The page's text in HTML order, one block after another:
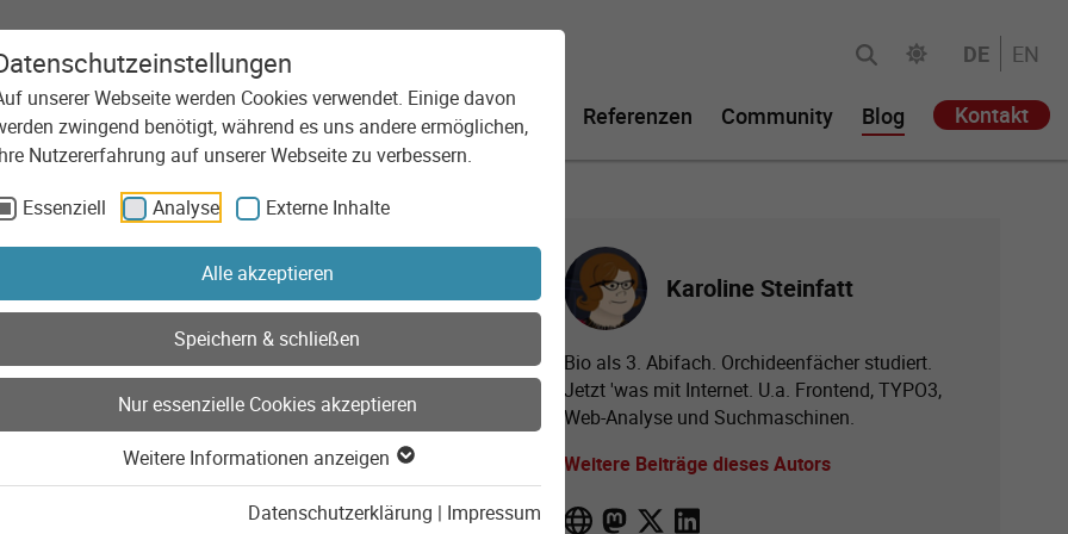
unserer Webseite werden Cookies verwendet. Einige davon
zwingend benötigt, während es uns andere ermöglichen,
Nutzererfahrung auf unserer Webseite zu verbessern.
Essenziell
Analyse Externe Inhalte
Alle akzeptieren
Speichern & schließen
Nur essenzielle Cookies akzeptieren
Weitere Informationen anzeigen
Datenschutzerklärung | Impressum
Agentur Leistungen Technologie Referenzen Community Blog Kontakt
DE EN
Memes Collagen, Screenshots und KI-Bilder
Karoline Steinfatt
Bio als 3. Abifach. Orchideenfächer studiert.
Jetzt 'was mit Internet. U.a. Frontend, TYPO3,
Web-Analyse und Suchmaschinen.
Weitere Beiträge dieses Autors